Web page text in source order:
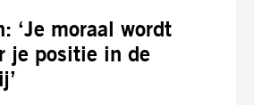
‘Je moraal wordt
je positie in de